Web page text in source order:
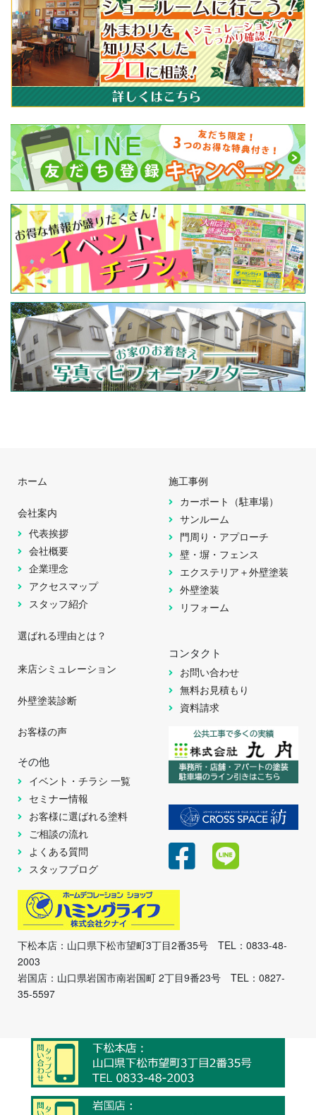
ホーム
会社案内
代表挨拶
会社概要
企業理念
アクセスマップ
スタッフ紹介
選ばれる理由とは？
施工事例
カーポート（駐車場）
サンルーム
門周り・アプローチ
壁・塀・フェンス
エクステリア＋外壁塗装
外壁塗装
リフォーム
来店シミュレーション
外壁塗装診断
お客様の声
その他
イベント・チラシ 一覧
セミナー情報
お客様に選ばれる塗料
ご相談の流れ
よくある質問
スタッフブログ
コンタクト
お問い合わせ
無料お見積もり
資料請求
下松本店：山口県下松市望町3丁目2番35号 TEL：0833-48-
2003
岩国店：山口県岩国市南岩国町 2丁目9番23号 TEL：0827-
35-5597